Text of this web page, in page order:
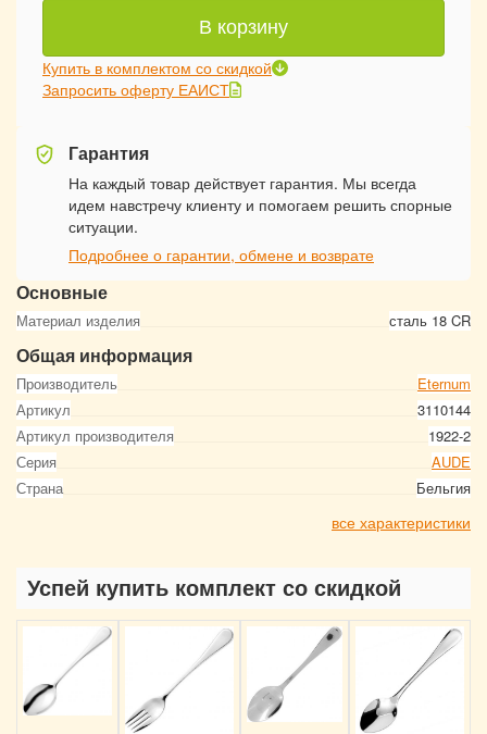
Основные
Материал изделия сталь 18 CR
Общая информация
Производитель
Eternum
Артикул
3110144
Артикул производителя
1922-2
Серия
AUDE
Страна
Бельгия
все характеристики
В корзину
Купить в комплектом со скидкой
Запросить оферту ЕАИСТ
Гарантия
На каждый товар действует гарантия. Мы всегда
идем навстречу клиенту и помогаем решить спорные
ситуации.
Подробнее о гарантии, обмене и возврате
Успей купить комплект со скидкой